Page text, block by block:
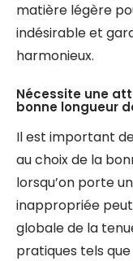
matière légère
indésirable et
harmonieux.
Nécessite une
bonne longueur
Il est important
au choix de la
lorsqu’on porte
inappropriée
globale de la
pratiques tels